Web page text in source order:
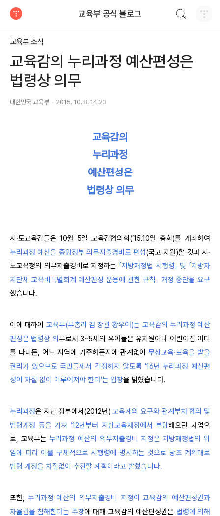
교육부 공식 블로그
교육부 소식
교육감의 누리과정 예산편성은
법령상 의무
대한민국 교육부 2015. 10. 8. 14:23
교육감의
누리과정
예산편성은
법령상 의무
시·도교육감들은 10월 5일 교육감협의회(‘15.10월 총회)를 개최하여
누리과정 예산을 중앙정부 의무지출경비로 편성(국고 지원)할 것과 시·
도교육청의 의무지출경비로 지정하는 「지방재정법 시행령」 및 「지방자
치단체 교육비특별회계 예산편성 운용에 관한 규칙」 개정 중단을 요구
했습니다.
이에 대하여 교육부(부총리 겸 장관 황우여)는 교육감의 누리과정 예산
편성은 법령상 의무로서 3~5세의 유아들은 유치원이나 어린이집 어디
를 다니든, 어느 지역에 거주하든지에 관계없이 무상교육·보육을 받을
권리가 있으므로 국민들께서 걱정하지 않도록 '16년 누리과정 예산편
성이 차질 없이 이루어져야 한다'는 입장을 밝혔습니다.
누리과정은 지난 정부에서(2012년)교육계의 요구와 관계부처 협의 및
법령개정 등을 거쳐 ‘12년부터 지방교육재정에서 부담해오던 사업으
로, 교육부는누리과정 예산의 의무지출경비 지정은 지방재정법의 위
임에 따라 이를 구체적으로 시행령에 명시하는 것으로 당초 계획대로
법령 개정을 차질없이 추진할 계획이라고 밝혔습니다.
또한, 누리과정 예산의 의무지출경비 지정이 교육감의 예산편성권과
자율권을 침해한다는 주장에 대해 교육감의 예산편성권은 법령에 의해